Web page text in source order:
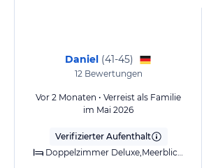
Daniel (41-45)
12 Bewertungen
Vor 2 Monaten • Verreist als Familie
im Mai 2026
Verifizierter Aufenthalt